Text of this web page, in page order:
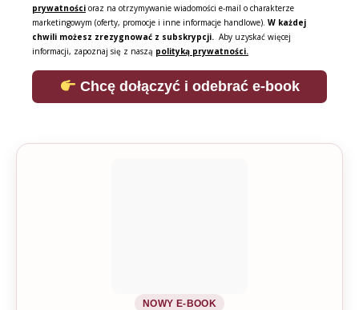
prywatności oraz na otrzymywanie wiadomości e-mail o charakterze
marketingowym (oferty, promocje i inne informacje handlowe). W każdej
chwili możesz zrezygnować z subskrypcji. Aby uzyskać więcej
informacji, zapoznaj się z naszą polityką prywatności.
Chcę dołączyć i odebrać e-book
NOWY E-BOOK